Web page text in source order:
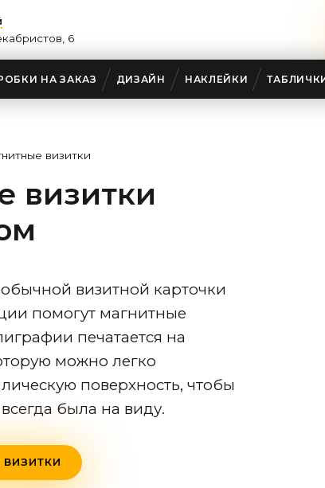
6
НА ЗАКАЗ ДИЗАЙН НАКЛЕЙКИ
визитки
визитки
визитной карточки
помогут магнитные
печатается на
можно легко
поверхность, чтобы
была на виду.